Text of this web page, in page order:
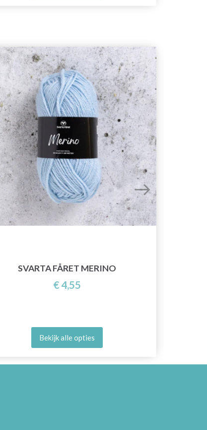
SVARTA FÅRET MERINO
€ 4,55
Bekijk alle opties